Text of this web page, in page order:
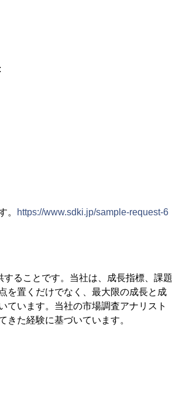
。
https://www.sdki.jp/sample-request-6
ることです。当社は、成長指標、課題
を置くだけでなく、最大限の成長と成
ています。当社の市場調査アナリスト
た経験に基づいています。